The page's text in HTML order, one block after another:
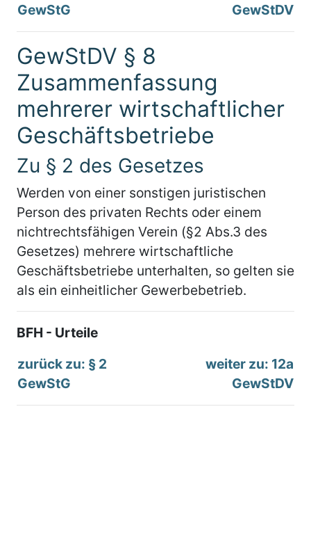
GewStG
GewStDV
GewStDV § 8
Zusammenfassung
mehrerer wirtschaftlicher
Geschäftsbetriebe
Zu § 2 des Gesetzes
Werden von einer sonstigen juristischen
Person des privaten Rechts oder einem
nichtrechtsfähigen Verein (§2 Abs.3 des
Gesetzes) mehrere wirtschaftliche
Geschäftsbetriebe unterhalten, so gelten sie
als ein einheitlicher Gewerbebetrieb.
BFH - Urteile
zurück zu: § 2
GewStG
weiter zu: 12a
GewStDV